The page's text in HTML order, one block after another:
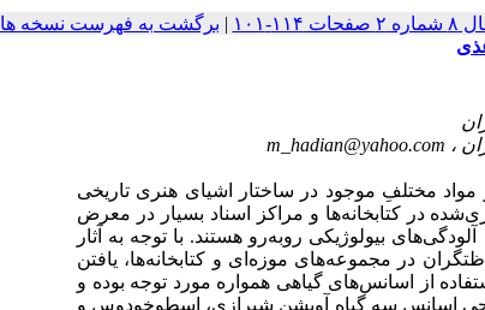
صفحات ۱۱۴-۱۰۱ | برگشت به فهرست نسخه ها
m_hadian@yahoo.com
مواد مختلفِ موجود در ساختار اشیای هنری تاریخی
در کتابخانه‌ها و مراکز اسناد بسیار در معرض
بیولوژیکی روبه‌رو هستند. با توجه به آثار
در مجموعه‌های موزه‌ای و کتابخانه‌ها، یافتن
از اسانس‌های گیاهی همواره مورد توجه بوده و
اسانس سه گیاه آویشن شیرازی، اسطوخودوس و